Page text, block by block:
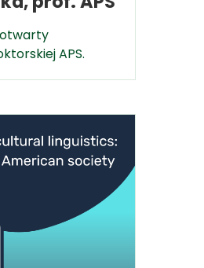
otwarty
APS.